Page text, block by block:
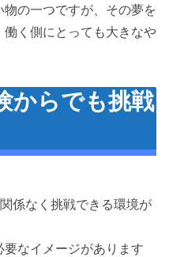
の一つですが、その夢を
く側にとっても大きなや
らでも挑戦
係なく挑戦できる環境が
なイメージがあります